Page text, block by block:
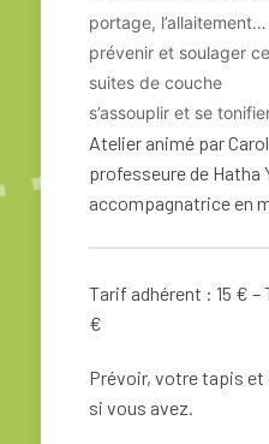
portage, l’allaitement…
prévenir et soulager
suites de couche
s’assouplir et se
Atelier animé par
professeure de Hatha
accompagnatrice en
Tarif adhérent : 15 €
€
Prévoir, votre tapis et
si vous avez.